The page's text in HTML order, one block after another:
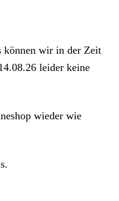
können wir in der Zeit
leider keine
wieder wie